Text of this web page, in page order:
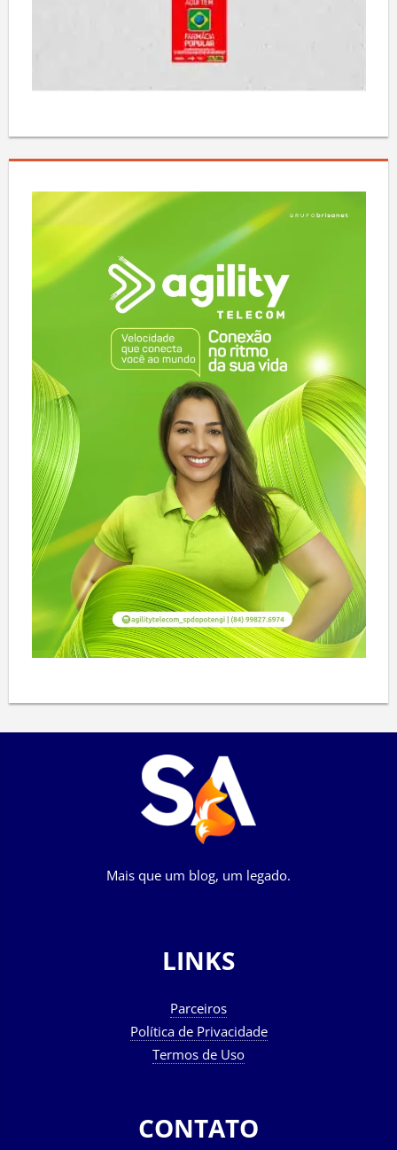
Mais que um blog, um legado.
LINKS
Parceiros
Política de Privacidade
Termos de Uso
CONTATO